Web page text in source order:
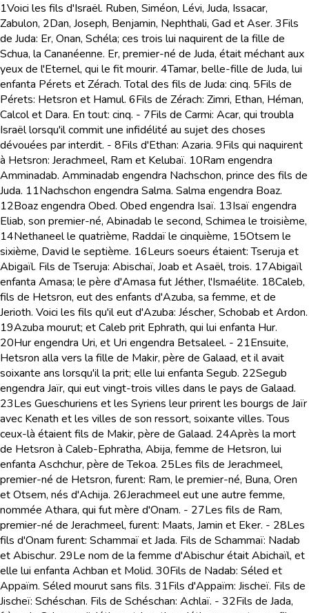
1Voici les fils d'Israël. Ruben, Siméon, Lévi, Juda, Issacar,
Zabulon, 2Dan, Joseph, Benjamin, Nephthali, Gad et Aser. 3Fils
de Juda: Er, Onan, Schéla; ces trois lui naquirent de la fille de
Schua, la Cananéenne. Er, premier-né de Juda, était méchant aux
yeux de l'Eternel, qui le fit mourir. 4Tamar, belle-fille de Juda, lui
enfanta Pérets et Zérach. Total des fils de Juda: cinq. 5Fils de
Pérets: Hetsron et Hamul. 6Fils de Zérach: Zimri, Ethan, Héman,
Calcol et Dara. En tout: cinq. - 7Fils de Carmi: Acar, qui troubla
Israël lorsqu'il commit une infidélité au sujet des choses
dévouées par interdit. - 8Fils d'Ethan: Azaria. 9Fils qui naquirent
à Hetsron: Jerachmeel, Ram et Kelubaï. 10Ram engendra
Amminadab. Amminadab engendra Nachschon, prince des fils de
Juda. 11Nachschon engendra Salma. Salma engendra Boaz.
12Boaz engendra Obed. Obed engendra Isaï. 13Isaï engendra
Eliab, son premier-né, Abinadab le second, Schimea le troisième,
14Nethaneel le quatrième, Raddaï le cinquième, 15Otsem le
sixième, David le septième. 16Leurs soeurs étaient: Tseruja et
Abigaïl. Fils de Tseruja: Abischaï, Joab et Asaël, trois. 17Abigaïl
enfanta Amasa; le père d'Amasa fut Jéther, l'Ismaélite. 18Caleb,
fils de Hetsron, eut des enfants d'Azuba, sa femme, et de
Jerioth. Voici les fils qu'il eut d'Azuba: Jéscher, Schobab et Ardon.
19Azuba mourut; et Caleb prit Ephrath, qui lui enfanta Hur.
20Hur engendra Uri, et Uri engendra Betsaleel. - 21Ensuite,
Hetsron alla vers la fille de Makir, père de Galaad, et il avait
soixante ans lorsqu'il la prit; elle lui enfanta Segub. 22Segub
engendra Jaïr, qui eut vingt-trois villes dans le pays de Galaad.
23Les Gueschuriens et les Syriens leur prirent les bourgs de Jaïr
avec Kenath et les villes de son ressort, soixante villes. Tous
ceux-là étaient fils de Makir, père de Galaad. 24Après la mort
de Hetsron à Caleb-Ephratha, Abija, femme de Hetsron, lui
enfanta Aschchur, père de Tekoa. 25Les fils de Jerachmeel,
premier-né de Hetsron, furent: Ram, le premier-né, Buna, Oren
et Otsem, nés d'Achija. 26Jerachmeel eut une autre femme,
nommée Athara, qui fut mère d'Onam. - 27Les fils de Ram,
premier-né de Jerachmeel, furent: Maats, Jamin et Eker. - 28Les
fils d'Onam furent: Schammaï et Jada. Fils de Schammaï: Nadab
et Abischur. 29Le nom de la femme d'Abischur était Abichaïl, et
elle lui enfanta Achban et Molid. 30Fils de Nadab: Séled et
Appaïm. Séled mourut sans fils. 31Fils d'Appaïm: Jischeï. Fils de
Jischeï: Schéschan. Fils de Schéschan: Achlaï. - 32Fils de Jada,